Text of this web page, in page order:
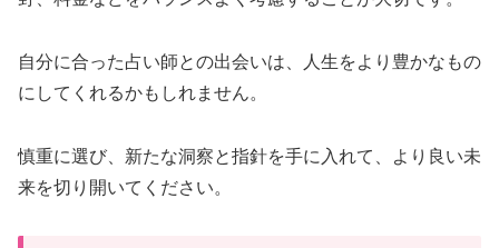
自分に合った占い師との出会いは、人生をより豊かなもの
にしてくれるかもしれません。
慎重に選び、新たな洞察と指針を手に入れて、より良い未
来を切り開いてください。